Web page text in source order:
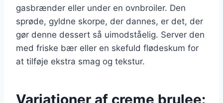
gasbrænder eller under en ovnbroiler. Den
sprøde, gyldne skorpe, der dannes, er det, der
gør denne dessert så uimodståelig. Server den
med friske bær eller en skefuld flødeskum for
at tilføje ekstra smag og tekstur.
Variationer af creme brulee: